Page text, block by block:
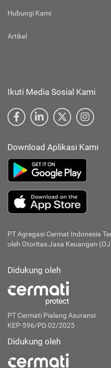
Hubungi Kami
Artikel
Ikuti Media Sosial Kami
Download Aplikasi Kami
PT Agregasi Cermat Indonesia
oleh Otoritas Jasa Keuangan
Didukung oleh
PT Cermati Pialang Asuransi
KEP-596/PD.02/2025
Didukung oleh